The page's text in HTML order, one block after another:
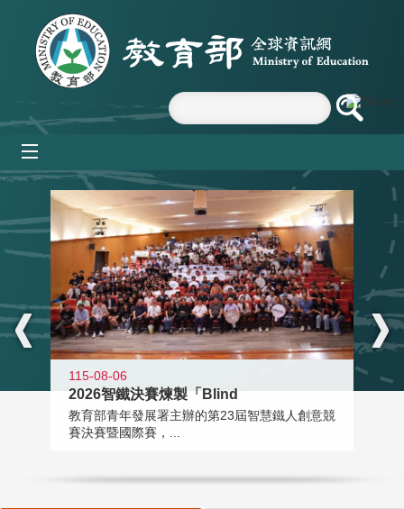
跳到主要內容區塊
:::
115-08-06
2026智鐵決賽煉製「Blind
教育部青年發展署主辦的第23屆智慧鐵人創意競
賽決賽暨國際賽，...